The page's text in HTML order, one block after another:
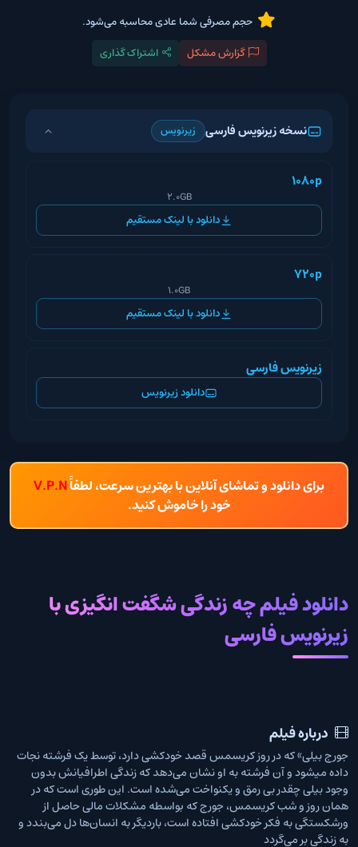
حجم مصرفی شما عادی محاسبه می‌شود.
گزارش مشکل
اشتراک گذاری
نسخه زیرنویس فارسی زیرنویس
1080p
2.0GB
دانلود با لینک مستقیم
720p
1.0GB
دانلود با لینک مستقیم
زیرنویس فارسی
دانلود زیرنویس
برای دانلود و تماشای آنلاین با بهترین سرعت، لطفاًV.P.N
خود را خاموش کنید.
دانلود فیلم چه زندگی شگفت انگیزی با
زیرنویس فارسی
درباره فیلم
جورج بیلی» که در روز کریسمس قصد خودکشی دارد، توسط یک فرشته نجات
داده میشود و آن فرشته به او نشان می‌دهد که زندگی اطرافیانش بدون
وجود بیلی چقدر بی رمق و یکنواخت می‌شده است. این طوری است که در
همان روز و شب کریسمس، جورج که بواسطه مشکلات مالی حاصل از
ورشکستگی به فکر خودکشی افتاده است،‌ باردیگر به انسان‌ها دل می‌بندد و
به زندگی بر می‌گردد